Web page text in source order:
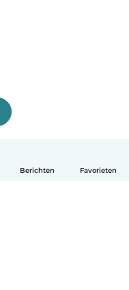
Berichten Favorieten